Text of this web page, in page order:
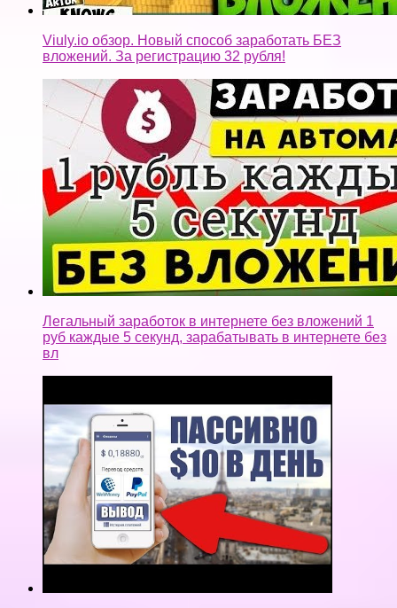
Viuly.io обзор. Новый способ заработать БЕЗ
вложений. За регистрацию 32 рубля!
Легальный заработок в интернете без вложений 1
руб каждые 5 секунд, зарабатывать в интернете без
вл